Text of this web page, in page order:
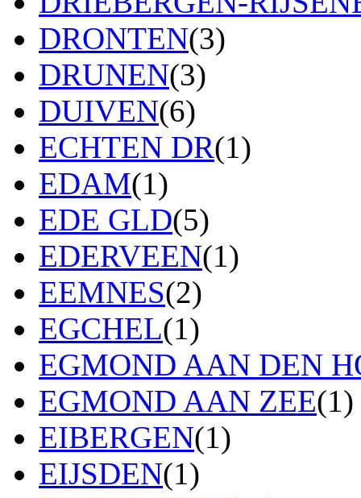
DRONTEN(3)
DRUNEN(3)
DUIVEN(6)
ECHTEN DR(1)
EDAM(1)
EDE GLD(5)
EDERVEEN(1)
EEMNES(2)
EGCHEL(1)
EGMOND AAN DEN
EGMOND AAN ZEE(1)
EIBERGEN(1)
EIJSDEN(1)